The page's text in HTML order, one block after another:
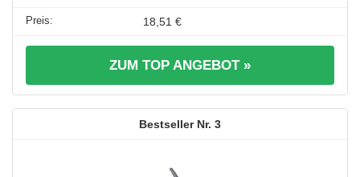
18,51 €
ZUM TOP ANGEBOT »
3